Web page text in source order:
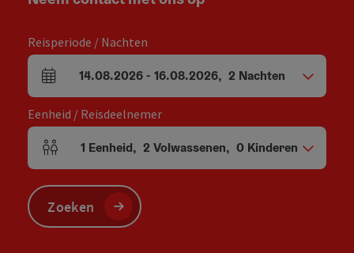
Reisperiode / Nachten
Velden voor aankomst en vertrek
14.08.2026- 16.08.2026, 2 Nachten
Eenheid / Reisdeelnemer
Aantal eenheden en persoonsvelden
1 Eenheid, 2 Volwassenen, 0 Kinderen
Zoeken